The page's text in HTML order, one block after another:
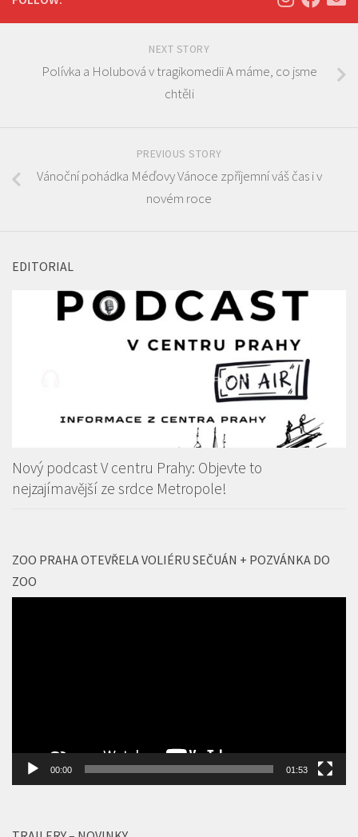
NEXT STORY
Polívka a Holubová v tragikomedii A máme, co jsme
chtěli
PREVIOUS STORY
Vánoční pohádka Méďovy Vánoce zpříjemní váš čas i v
novém roce
EDITORIAL
Nový podcast V centru Prahy: Objevte to
nejzajímavější ze srdce Metropole!
ZOO PRAHA OTEVŘELA VOLIÉRU SEČUÁN + POZVÁNKA DO
ZOO
00:00 01:53